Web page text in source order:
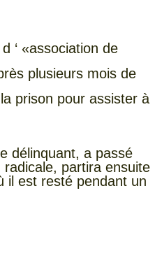
‘ «association de
plusieurs mois de
prison pour assister à
délinquant, a passé
radicale, partira ensuite
il est resté pendant un